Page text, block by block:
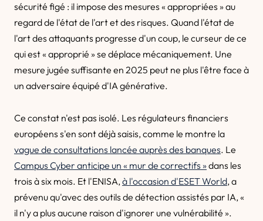
sécurité figé : il impose des mesures « appropriées » au
regard de l'état de l'art et des risques. Quand l'état de
l'art des attaquants progresse d'un coup, le curseur de ce
qui est « approprié » se déplace mécaniquement. Une
mesure jugée suffisante en 2025 peut ne plus l'être face à
un adversaire équipé d'IA générative.
Ce constat n'est pas isolé. Les régulateurs financiers
européens s'en sont déjà saisis, comme le montre la
vague de consultations lancée auprès des banques. Le
Campus Cyber anticipe un « mur de correctifs »dans les
trois à six mois. Et l'ENISA,à l'occasion d'ESET World, a
prévenu qu'avec des outils de détection assistés par IA, «
il n'y a plus aucune raison d'ignorer une vulnérabilité ».